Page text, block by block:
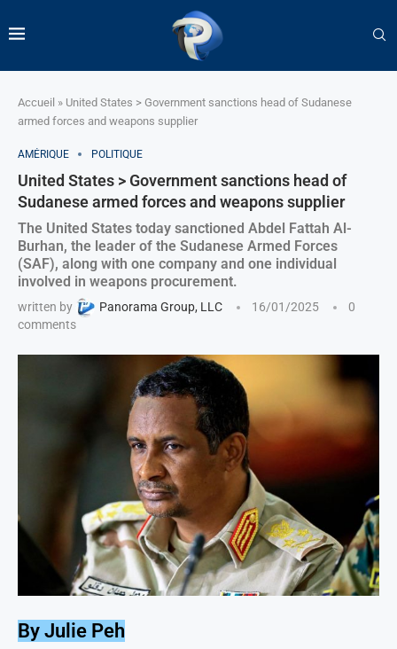
Accueil » United States > Government sanctions head of Sudanese
armed forces and weapons supplier
AMÉRIQUE POLITIQUE
United States > Government sanctions head of
Sudanese armed forces and weapons supplier
The United States today sanctioned Abdel Fattah Al-
Burhan, the leader of the Sudanese Armed Forces
(SAF), along with one company and one individual
involved in weapons procurement.
written by Panorama Group, LLC 16/01/2025
0
comments
By Julie Peh